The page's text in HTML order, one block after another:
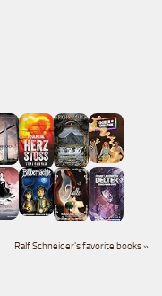
Ralf Schneider's favorite books »